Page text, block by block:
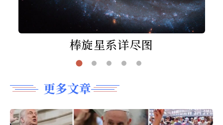
棒旋星系详尽图
更多文章